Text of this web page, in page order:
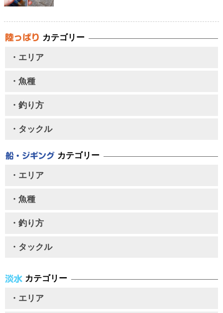
カテゴリー
・エリア
・魚種
・釣り方
・タックル
カテゴリー
・エリア
・魚種
・釣り方
・タックル
カテゴリー
・エリア